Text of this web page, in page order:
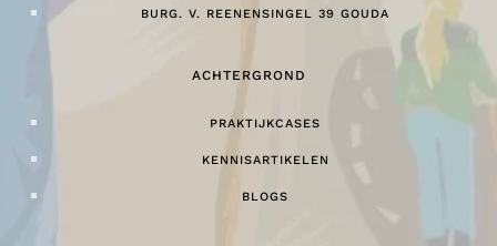
BURG. V. REENENSINGEL 39 GOUDA
ACHTERGROND
PRAKTIJKCASES
KENNISARTIKELEN
BLOGS